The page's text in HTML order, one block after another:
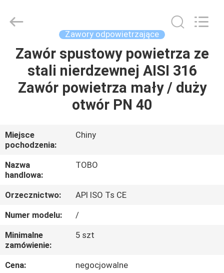
DOM
PRODUKTY
NAS
WYCIECZKA
PO
FABRYCE
KONTROLA
JAKOŚCI
STEEL
GROUP
Reserved.
Zawory odpowietrzające
Zawór spustowy powietrza ze
stali nierdzewnej AISI 316
Zawór powietrza mały / duży
otwór PN 40
Miejsce
pochodzenia:
Chiny
Nazwa
handlowa:
TOBO
Orzecznictwo:
API ISO Ts CE
Numer modelu:
/
Minimalne
zamówienie:
5 szt
Cena:
negocjowalne